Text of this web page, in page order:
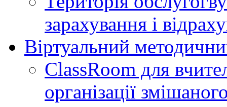
зарахування і
Віртуальний
ClassRoom для
організації